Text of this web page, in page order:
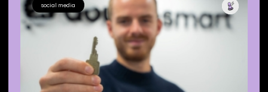
social media